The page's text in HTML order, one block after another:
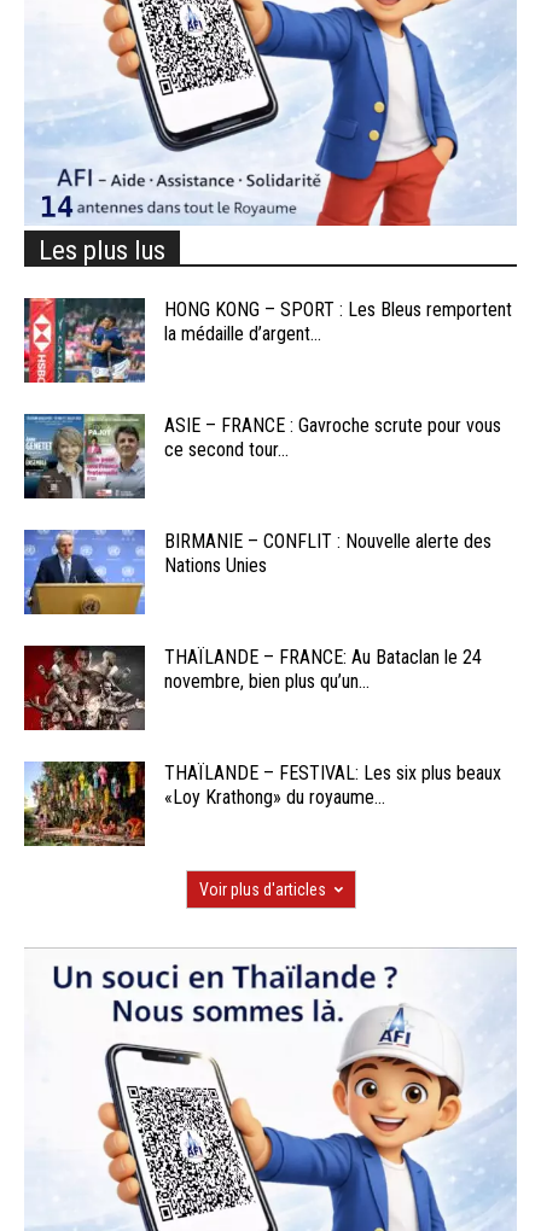
Les plus lus
HONG KONG – SPORT : Les Bleus remportent
la médaille d’argent...
ASIE – FRANCE : Gavroche scrute pour vous
ce second tour...
BIRMANIE – CONFLIT : Nouvelle alerte des
Nations Unies
THAÏLANDE – FRANCE: Au Bataclan le 24
novembre, bien plus qu’un...
THAÏLANDE – FESTIVAL: Les six plus beaux
«Loy Krathong» du royaume...
Voir plus d'articles